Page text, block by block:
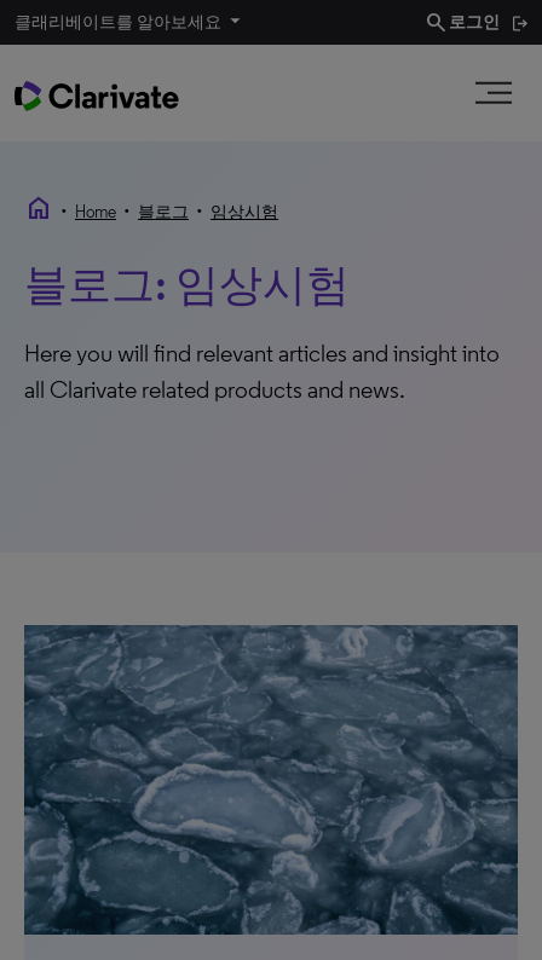
클래리베이트를 알아보세요 search 로그인
home • Home • 블로그 • 임상시험
블로그: 임상시험
Here you will find relevant articles and insight into
all Clarivate related products and news.